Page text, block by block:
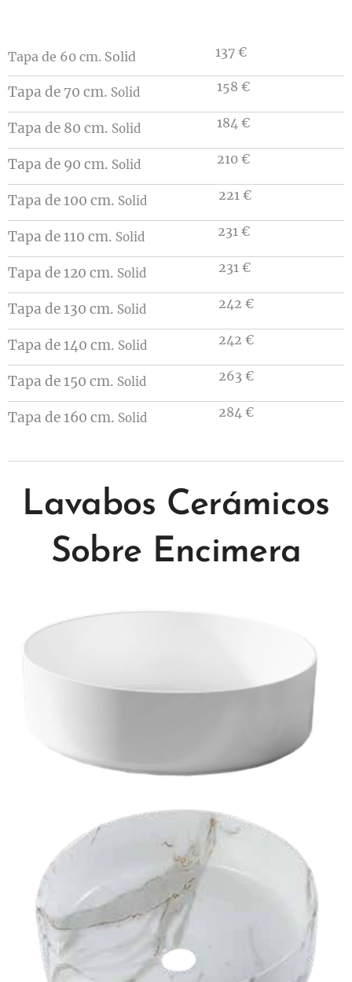
Tapa de 60 cm. Solid 137 €
Tapa de 70 cm. Solid 158 €
Tapa de 80 cm. Solid 184 €
Tapa de 90 cm. Solid 210 €
Tapa de 100 cm. Solid 221 €
Tapa de 110 cm. Solid 231 €
Tapa de 120 cm. Solid 231 €
Tapa de 130 cm. Solid 242 €
Tapa de 140 cm. Solid 242 €
Tapa de 150 cm. Solid 263 €
Tapa de 160 cm. Solid 284 €
Lavabos Cerámicos
Sobre Encimera